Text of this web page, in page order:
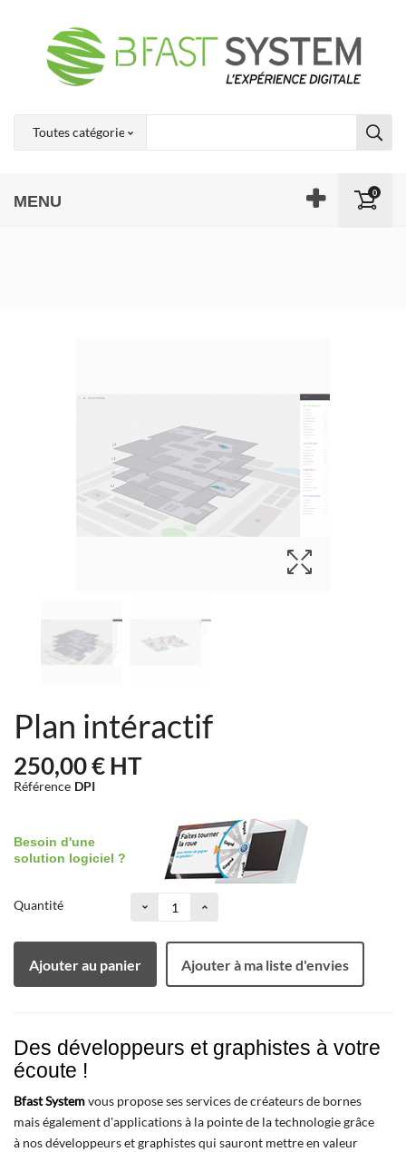
MENU 0
Plan intéractif
250,00 €HT
Référence DPI
Besoin d'une
solution logiciel ?
Quantité
Ajouter au panier Ajouter à ma liste d'envies
Des développeurs et graphistes à votre
écoute !
Bfast Systemvous propose ses services de créateurs de bornes
mais également d'applications à la pointe de la technologie grâce
à nos développeurs et graphistes qui sauront mettre en valeur